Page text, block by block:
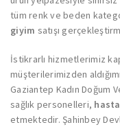
tüm renk ve beden
giyim satışı
İstikrarlı hizmetlerimiz
müşterilerimizden
Gaziantep Kadın Doğum
sağlık personelleri,
etmektedir. Şahinbey